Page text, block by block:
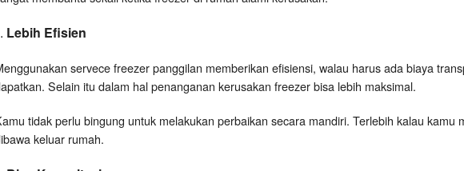
Lebih Efisien
servece freezer panggilan memberikan efisiensi, walau harus ada biaya
Selain itu dalam hal penanganan kerusakan freezer bisa lebih maksimal.
tidak perlu bingung untuk melakukan perbaikan secara mandiri. Terlebih kalau kamu
keluar rumah.